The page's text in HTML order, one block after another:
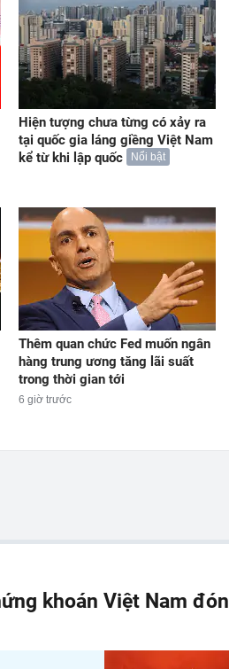
Hiện tượng chưa từng có xảy ra
tại quốc gia láng giềng Việt Nam
kể từ khi lập quốc
Nổi bật
Thêm quan chức Fed muốn ngân
hàng trung ương tăng lãi suất
trong thời gian tới
6 giờ trước
khoán Việt Nam